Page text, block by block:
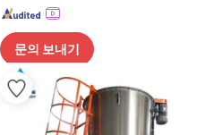
문의 보내기